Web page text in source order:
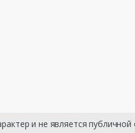
и не является